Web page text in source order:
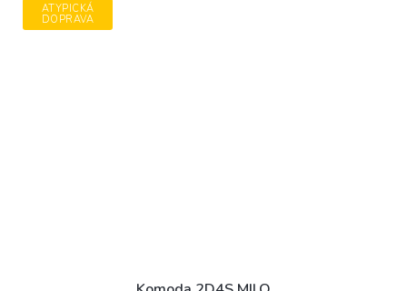
ATYPICKÁ
DOPRAVA